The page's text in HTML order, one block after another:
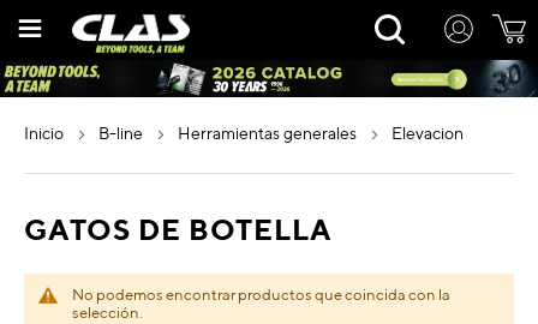
Rechercher
inicio b-line herramientas generales elevacion
GATOS DE BOTELLA
No podemos encontrar productos que coincida con la
selección.